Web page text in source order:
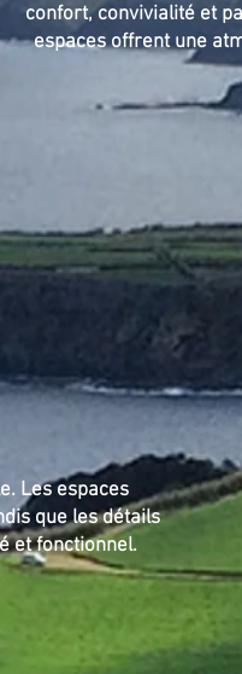
confort, convivialité et
espaces offrent une
Les espaces
que les détails
et fonctionnel.